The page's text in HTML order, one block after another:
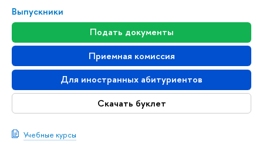
Выпускники
Подать документы
Приемная комиссия
Для иностранных абитуриентов
Скачать буклет
Учебные курсы